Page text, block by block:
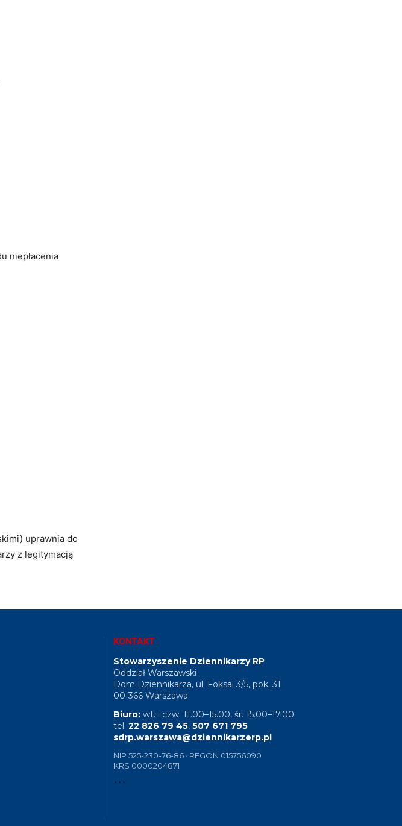
niepłacenia
uprawnia do
z legitymacją
KONTAKT
Stowarzyszenie Dziennikarzy RP
Oddział Warszawski
Dom Dziennikarza, ul. Foksal 3/5, pok. 31
00-366 Warszawa
Biuro: wt. i czw. 11.00–15.00, śr. 15.00–17.00
tel. 22 826 79 45, 507 671 795
sdrp.warszawa@dziennikarzerp.pl
NIP 525-230-76-86 · REGON 015756090
KRS 0000204871
```